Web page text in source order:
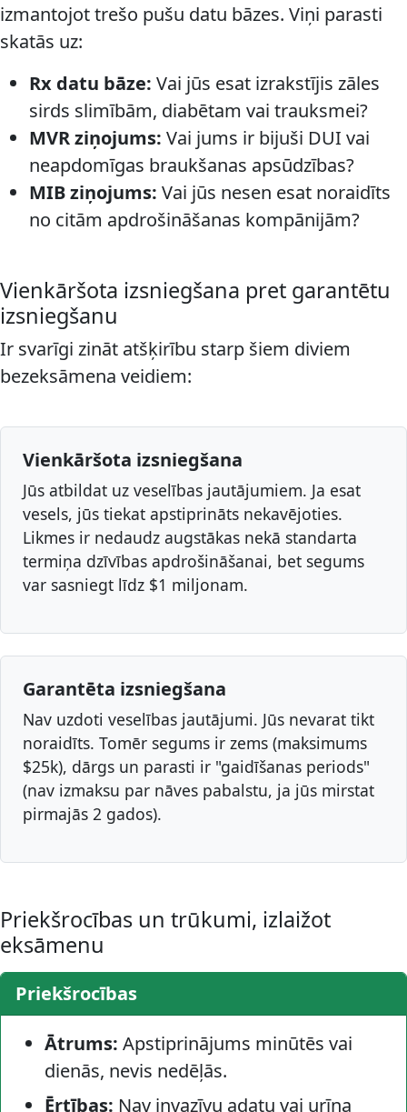
izmantojot trešo pušu datu bāzes. Viņi parasti
skatās uz:
Rx datu bāze: Vai jūs esat izrakstījis zāles
sirds slimībām, diabētam vai trauksmei?
MVR ziņojums: Vai jums ir bijuši DUI vai
neapdomīgas braukšanas apsūdzības?
MIB ziņojums: Vai jūs nesen esat noraidīts
no citām apdrošināšanas kompānijām?
Vienkāršota izsniegšana pret garantētu
izsniegšanu
Ir svarīgi zināt atšķirību starp šiem diviem
bezeksāmena veidiem:
Vienkāršota izsniegšana
Jūs atbildat uz veselības jautājumiem. Ja esat
vesels, jūs tiekat apstiprināts nekavējoties.
Likmes ir nedaudz augstākas nekā standarta
termiņa dzīvības apdrošināšanai, bet segums
var sasniegt līdz $1 miljonam.
Garantēta izsniegšana
Nav uzdoti veselības jautājumi. Jūs nevarat tikt
noraidīts. Tomēr segums ir zems (maksimums
$25k), dārgs un parasti ir "gaidīšanas periods"
(nav izmaksu par nāves pabalstu, ja jūs mirstat
pirmajās 2 gados).
Priekšrocības un trūkumi, izlaižot
eksāmenu
Priekšrocības
Ātrums: Apstiprinājums minūtēs vai
dienās, nevis nedēļās.
Ērtības: Nav invazīvu adatu vai urīna